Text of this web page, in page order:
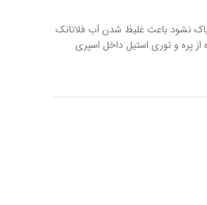
پلاستیک
نشود باعث غلیظ شدن آب فلاتانک
پره و توری استیل داخل اسپری